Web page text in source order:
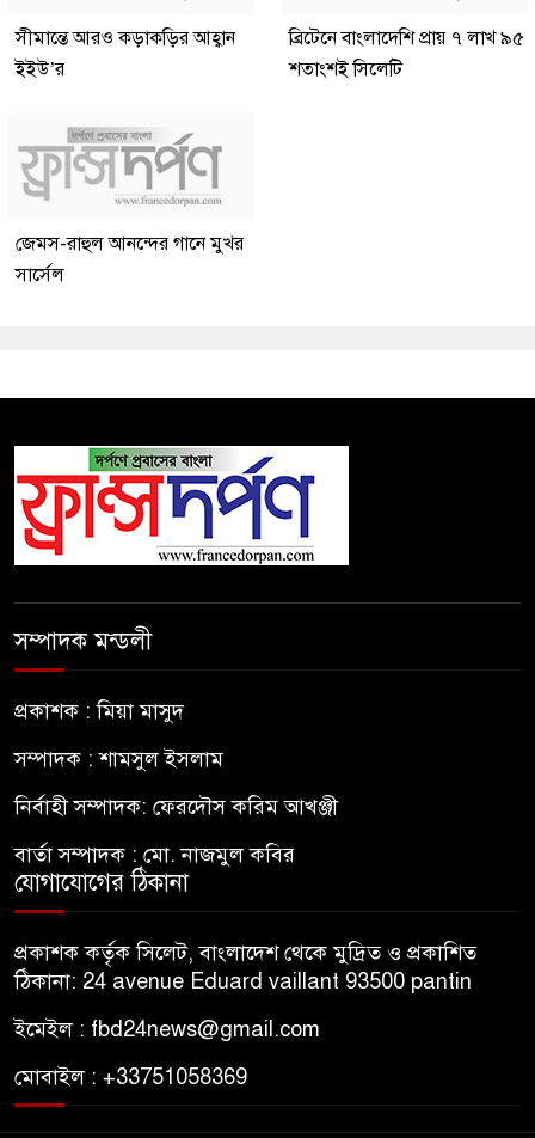
সীমান্তে আরও কড়াকড়ির আহ্বান
ইইউ’র
ব্রিটেনে বাংলাদেশি প্রায় ৭ লাখ ৯৫
শতাংশই সিলেটি
জেমস-রাহুল আনন্দের গানে মুখর
সার্সেল
সম্পাদক মন্ডলী
প্রকাশক : মিয়া মাসুদ
সম্পাদক : শামসুল ইসলাম
নির্বাহী সম্পাদক: ফেরদৌস করিম আখঞ্জী
বার্তা সম্পাদক : মো. নাজমুল কবির
যোগাযোগের ঠিকানা
প্রকাশক কর্তৃক সিলেট, বাংলাদেশ থেকে মুদ্রিত ও প্রকাশিত
ঠিকানা: 24 avenue Eduard vaillant 93500 pantin
ইমেইল : fbd24news@gmail.com
মোবাইল : +33751058369